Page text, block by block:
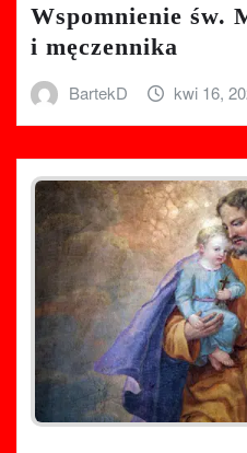
Wspomnienie św.
i męczennika
BartekD kwi 16,